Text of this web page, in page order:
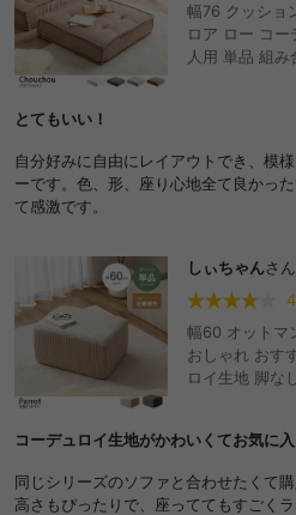
幅76 クッショ
ロア ロー コー
人用 単品 組み
とてもいい！
自分好みに自由にレイアウトでき、模
ーです。色、形、座り心地全て良かっ
て感激です。
しぃちゃんさん
4
幅60 オットマ
おしゃれ おす
ロイ生地 脚な
コーデュロイ生地がかわいくてお気に入
同じシリーズのソファと合わせたくて購
高さもぴったりで、座っててもすごく